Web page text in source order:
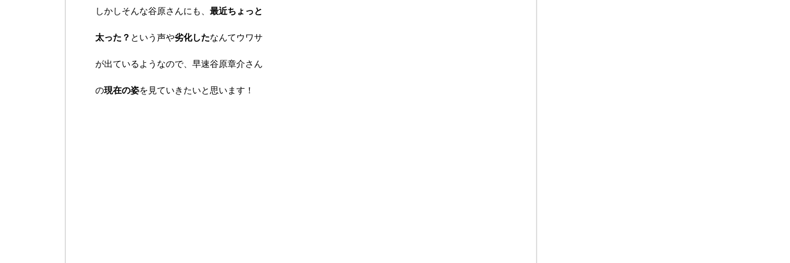
しかしそんな谷原さんにも、 最近ちょっと
太った？ という声や劣化したなんてウワサ
が出ているようなので、早速谷原章介さん
の現在の姿を見ていきたいと思います！